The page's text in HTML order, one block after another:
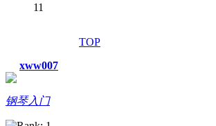
11
TOP
xww007
钢琴入门